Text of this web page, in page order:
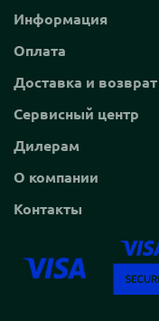
Информация
Оплата
Доставка и возврат
Сервисный центр
Дилерам
О компании
Контакты